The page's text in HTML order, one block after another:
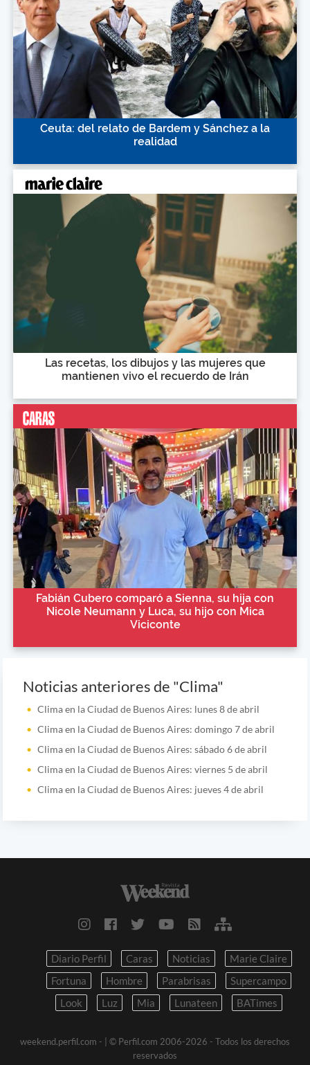
Ceuta: del relato de Bardem y Sánchez a la
realidad
Las recetas, los dibujos y las mujeres que
mantienen vivo el recuerdo de Irán
Fabián Cubero comparó a Sienna, su hija con
Nicole Neumann y Luca, su hijo con Mica
Viciconte
Noticias anteriores de "Clima"
Clima en la Ciudad de Buenos Aires: lunes 8 de abril
Clima en la Ciudad de Buenos Aires: domingo 7 de abril
Clima en la Ciudad de Buenos Aires: sábado 6 de abril
Clima en la Ciudad de Buenos Aires: viernes 5 de abril
Clima en la Ciudad de Buenos Aires: jueves 4 de abril
Diario Perfil Caras Noticias
Marie Claire
Fortuna
Hombre Parabrisas
Supercampo
Look
Luz Mia Lunateen BATimes
weekend.perfil.com -
| © Perfil.com 2006-2026 - Todos los derechos
reservados